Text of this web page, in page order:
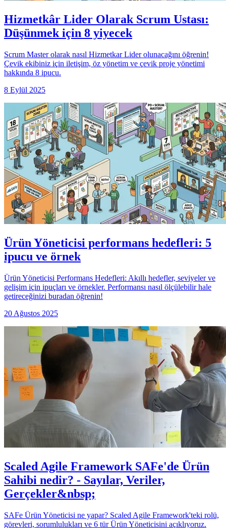
Hizmetkâr Lider Olarak Scrum Ustası:
Düşünmek için 8 yiyecek
Scrum Master olarak nasıl Hizmetkar Lider olunacağını öğrenin!
Çevik ekibiniz için iletişim, öz yönetim ve çevik proje yönetimi
hakkında 8 ipucu.
8 Eylül 2025
Ürün Yöneticisi performans hedefleri: 5
ipucu ve örnek
Ürün Yöneticisi Performans Hedefleri: Akıllı hedefler, seviyeler ve
gelişim için ipuçları ve örnekler. Performansı nasıl ölçülebilir hale
getireceğinizi buradan öğrenin!
20 Ağustos 2025
Scaled Agile Framework SAFe'de Ürün
Sahibi nedir? - Sayılar, Veriler,
Gerçekler&nbsp;
SAFe Ürün Yöneticisi ne yapar? Scaled Agile Framework'teki rolü,
görevleri, sorumlulukları ve 6 tür Ürün Yöneticisini açıklıyoruz.